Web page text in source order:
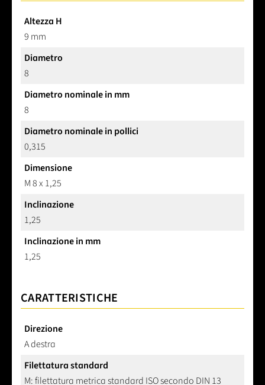
Altezza H
9 mm
Diametro
8
Diametro nominale in mm
8
Diametro nominale in pollici
0,315
Dimensione
M 8 x 1,25
Inclinazione
1,25
Inclinazione in mm
1,25
CARATTERISTICHE
Direzione
A destra
Filettatura standard
M: filettatura metrica standard ISO secondo DIN 13